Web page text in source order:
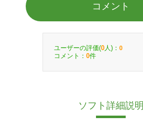
コメント
ユーザーの評価(0 人)： 0
コメント： 0件
ソフト詳細説明